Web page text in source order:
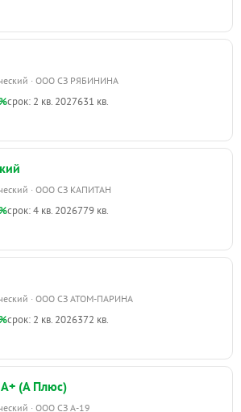
· ООО СЗ РЯБИНИНА
срок: 2 кв. 2027631 кв.
· ООО СЗ КАПИТАН
срок: 4 кв. 2026779 кв.
· ООО СЗ АТОМ-ПАРИНА
срок: 2 кв. 2026372 кв.
(А Плюс)
· ООО СЗ А-19